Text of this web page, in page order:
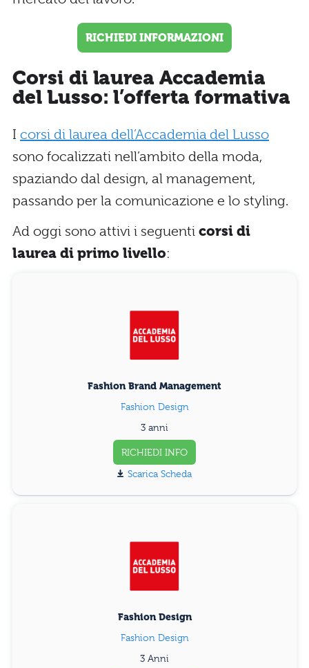
RICHIEDI INFORMAZIONI
Corsi di laurea Accademia
del Lusso: l’offerta formativa
I corsi di laurea dell’Accademia del Lusso
sono focalizzati nell’ambito della moda,
spaziando dal design, al management,
passando per la comunicazione e lo styling.
Ad oggi sono attivi i seguenti corsi di
laurea di primo livello:
Fashion Brand Management
Fashion Design
3 anni
RICHIEDI INFO
Scarica Scheda
Fashion Design
Fashion Design
3 Anni